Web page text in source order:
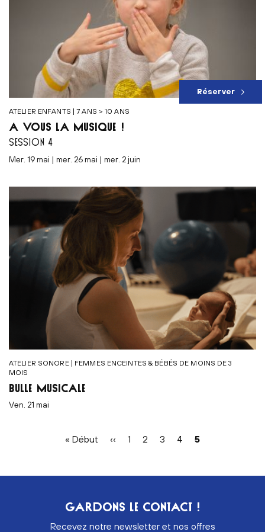
ATELIER ENFANTS | 7 ANS > 10 ANS
À VOUS LA MUSIQUE !
SESSION 4
mer. 19 mai | mer. 26 mai | mer. 2 juin
Réserver
ATELIER SONORE | FEMMES ENCEINTES & BÉBÉS DE MOINS DE 3
MOIS
BULLE MUSICALE
ven. 21 mai
Première
« Début
Page
‹‹ Page
1 Page
2 Page
3 Page
4
Page
5
GARDONS LE CONTACT !
Recevez notre newsletter et nos offres